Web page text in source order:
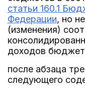
статьи 160.1
Федерации, но
(изменения)
доходов
после абзаца
следующего